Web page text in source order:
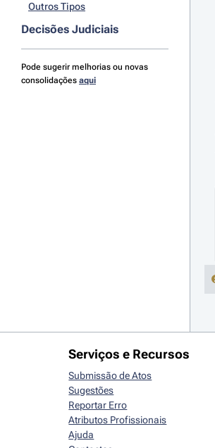
Outros Tipos
Decisões Judiciais
Pode sugerir melhorias ou novas
consolidações aqui
Serviços e Recursos
Submissão de Atos
Sugestões
Reportar Erro
Atributos Profissionais
Ajuda